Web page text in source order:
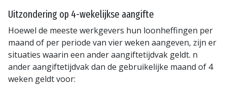
Uitzondering op 4-wekelijkse aangifte
Hoewel de meeste werkgevers hun loonheffingen per
maand of per periode van vier weken aangeven, zijn er
situaties waarin een ander aangiftetijdvak geldt. n
ander aangiftetijdvak dan de gebruikelijke maand of 4
weken geldt voor: